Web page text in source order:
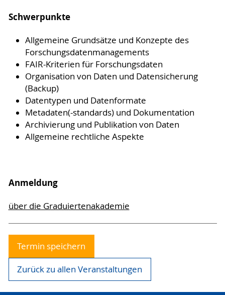
Schwerpunkte
Allgemeine Grundsätze und Konzepte des
Forschungsdatenmanagements
FAIR-Kriterien für Forschungsdaten
Organisation von Daten und Datensicherung
(Backup)
Datentypen und Datenformate
Metadaten(-standards) und Dokumentation
Archivierung und Publikation von Daten
Allgemeine rechtliche Aspekte
Anmeldung
über die Graduiertenakademie
Termin speichern
Zurück zu allen Veranstaltungen